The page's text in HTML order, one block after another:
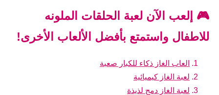
🎮 إلعب الآن لعبة الحلقات الملونه
للاطفال واستمتع بأفضل الألعاب الأخرى!
العاب الغاز ذكاء للكبار صعبة
لعبة الغاز كيميائية
لعبة الغاز دمج لذيذة